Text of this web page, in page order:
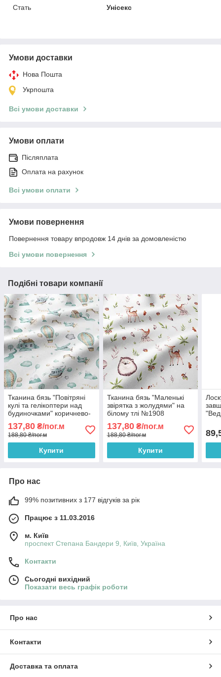
Стать
Унісекс
Умови доставки
Нова Пошта
Укрпошта
Всі умови доставки
Умови оплати
Післяплата
Оплата на рахунок
Всі умови оплати
Умови повернення
Повернення товару впродовж 14 днів за домовленістю
Всі умови повернення
Подібні товари компанії
Тканина бязь "Повітряні
кулі та гелікоптери над
будиночками" коричнево-
м'ятного кольору на
білому тлі №1906
137,80 ₴/пог.м
188,80 ₴/пог.м
Купити
Тканина бязь "Маленькі
звірятка з жолудями" на
білому тлі №1908
137,80₴/пог.м
188,80 ₴/пог.м
Купити
см
Про нас
99% позитивних з 177 відгуків за рік
Працює з 11.03.2016
м. Київ
проспект Степана Бандери 9, Київ, Україна
Контакти
Сьогодні вихідний
Показати весь графік роботи
Про нас
Контакти
Доставка та оплата